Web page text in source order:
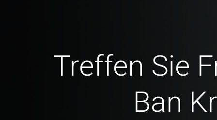
Treffen Sie
Ban